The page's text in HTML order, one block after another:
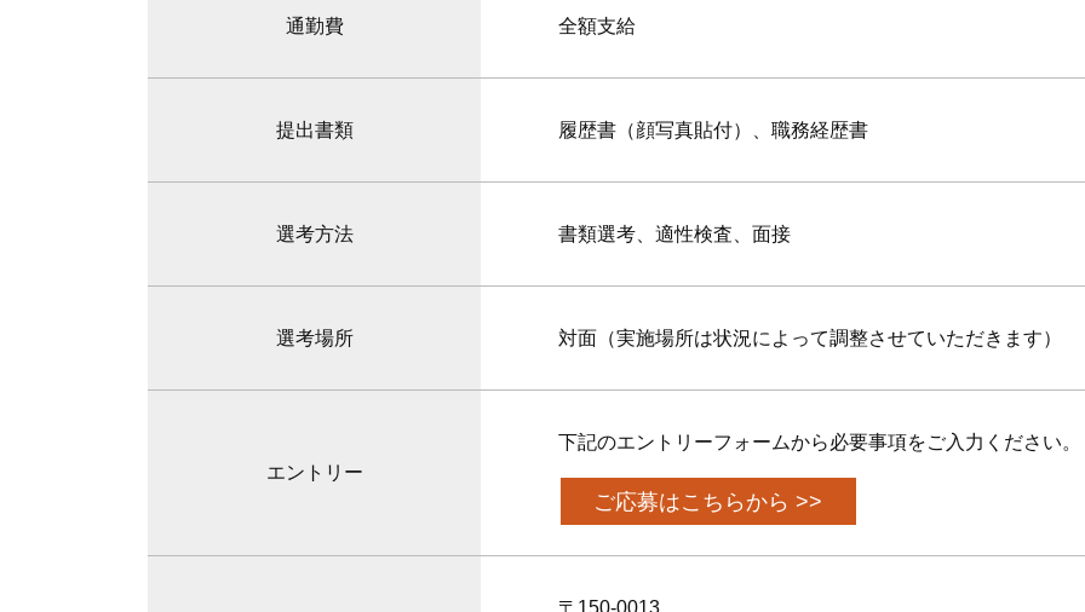
通勤費 全額支給
提出書類 履歴書（顔写真貼付）、職務経歴書
選考方法 書類選考、適性検査、面接
選考場所 対面（実施場所は状況によって調整させていただきます）
エントリー
下記のエントリーフォームから必要事項をご入力ください。
ご応募はこちらから >>